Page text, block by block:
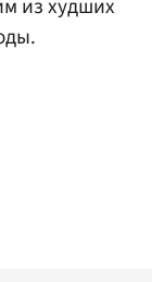
из худших